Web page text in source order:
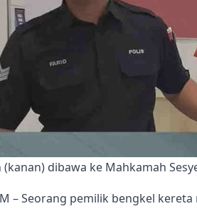
(kanan) dibawa ke Mahkamah
– Seorang pemilik bengkel